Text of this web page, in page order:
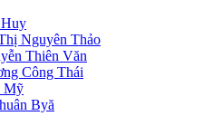
Nguyên Thảo
Thiên Văn
Công Thái
Mỹ
Byă